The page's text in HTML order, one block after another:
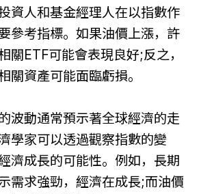
資人和基金經理人在以指數作
參考指標。如果油價上漲，許
關ETF可能會表現良好;反之，
關資產可能面臨虧損。
波動通常預示著全球經濟的走
學家可以透過觀察指數的變
濟成長的可能性。例如，長期
需求強勁，經濟在成長;而油價